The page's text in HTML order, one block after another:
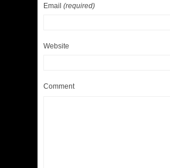
Email (required)
Website
Comment